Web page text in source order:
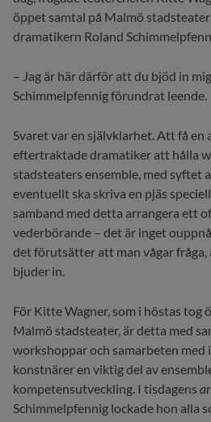
öppet samtal på Malmö
dramatikern Roland
– Jag är här därför att du bjöd in
Schimmelpfennig förundrat leende.
Svaret var en självklarhet. Att få en
eftertraktade dramatiker att hålla
stadsteaters ensemble, med syftet
eventuellt ska skriva en pjäs
samband med detta arrangera ett
vederbörande – det är inget
det förutsätter att man vågar
bjuder in.
För Kitte Wagner, som i höstas tog
Malmö stadsteater, är detta med
workshoppar och samarbeten
konstnärer en viktig del av
kompetensutveckling. I tisdagens
Schimmelpfennig lockade hon alla